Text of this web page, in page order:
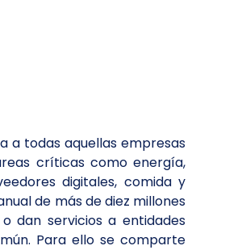
a todas aquellas empresas
críticas como energía,
digitales, comida y
de más de diez millones
dan servicios a entidades
Para ello se comparte